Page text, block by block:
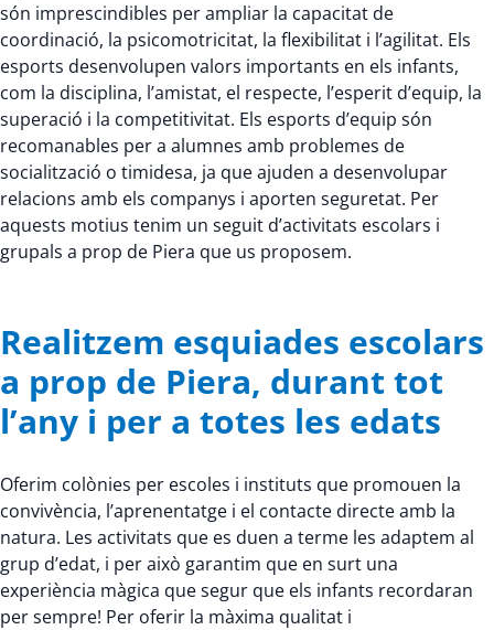
són imprescindibles per ampliar la capacitat de
coordinació, la psicomotricitat, la flexibilitat i l’agilitat. Els
esports desenvolupen valors importants en els infants,
com la disciplina, l’amistat, el respecte, l’esperit d’equip, la
superació i la competitivitat. Els esports d’equip són
recomanables per a alumnes amb problemes de
socialització o timidesa, ja que ajuden a desenvolupar
relacions amb els companys i aporten seguretat. Per
aquests motius tenim un seguit d’activitats escolars i
grupals a prop de Piera que us proposem.
Realitzem esquiades escolars
a prop de Piera, durant tot
l’any i per a totes les edats
Oferim colònies per escoles i instituts que promouen la
convivència, l’aprenentatge i el contacte directe amb la
natura. Les activitats que es duen a terme les adaptem al
grup d’edat, i per això garantim que en surt una
experiència màgica que segur que els infants recordaran
per sempre! Per oferir la màxima qualitat i